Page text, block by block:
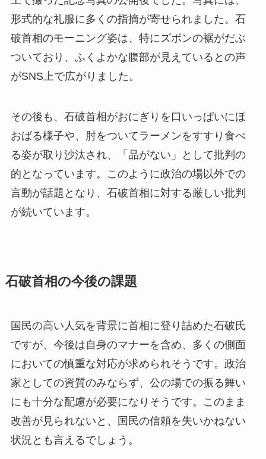
形式的な礼服に多くの指摘が寄せられました。石
破首相のモーニング姿は、特にズボンの裾がだぶ
ついており、ふくよかな腹部が見えているとの声
がSNS上で広がりました。
その後も、石破首相がおにぎりを口いっぱいにほ
おばる様子や、肘をついてラーメンをすすり食べ
る姿が取り沙汰され、「品がない」として批判の
的となっています。このように政治の場以外での
言動が話題となり、石破首相に対する厳しい批判
が続いています。
石破首相の今後の課題
国民の高い人気を背景に首相に登り詰めた石破氏
ですが、今後は自身のマナーを含め、多くの側面
においての慎重な対応が求められそうです。政治
家としての資質のみならず、公の場での振る舞い
にも十分な配慮が必要になりそうです。このまま
改善が見られないと、国民の信頼を失いかねない
状況とも言えるでしょう。